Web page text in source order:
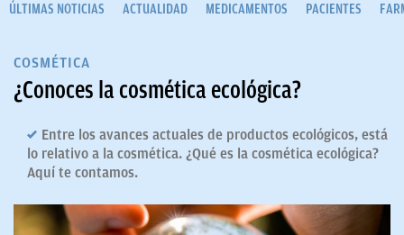
ÚLTIMAS NOTICIAS ACTUALIDAD MEDICAMENTOS PACIENTES
COSMÉTICA
¿Conoces la cosmética ecológica?
Entre los avances actuales de productos ecológicos, está
lo relativo a la cosmética. ¿Qué es la cosmética ecológica?
Aquí te contamos.